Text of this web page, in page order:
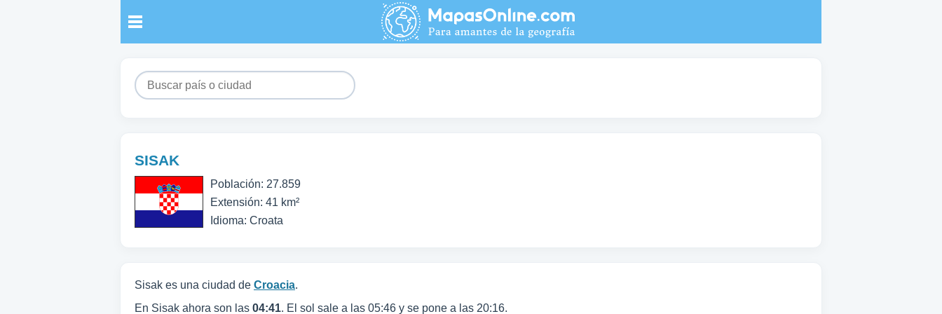
SISAK
Población: 27.859
Extensión: 41 km²
Idioma: Croata
Sisak es una ciudad de Croacia.
En Sisak ahora son las 04:41. El sol sale a las 05:46 y se pone a las 20:16.